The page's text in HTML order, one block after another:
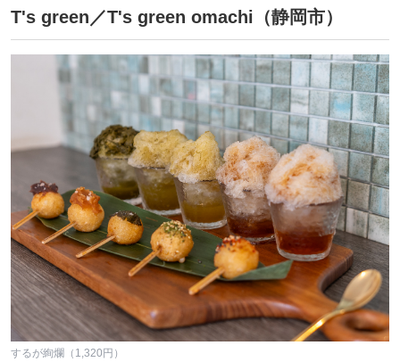
T's green／T's green omachi（静岡市）
するが絢爛（1,320円）